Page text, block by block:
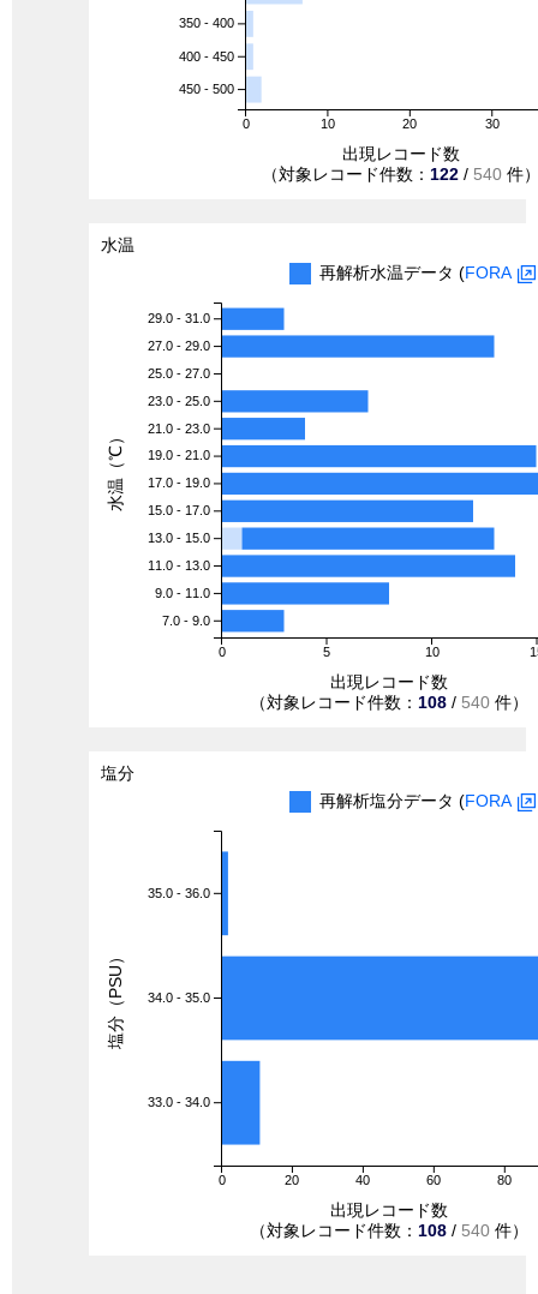
0 10 20 30
350 - 400
400 - 450
450 - 500
出現レコード数
（対象レコード件数： 122 / 540 件
水温
再解析水温データ (FORA
0 5 10
29.0 - 31.0
27.0 - 29.0
25.0 - 27.0
23.0 - 25.0
21.0 - 23.0
19.0 - 21.0
17.0 - 19.0
15.0 - 17.0
13.0 - 15.0
11.0 - 13.0
9.0 - 11.0
7.0 - 9.0
出現レコード数
（対象レコード件数： 108 / 540 件）
水温（℃）
塩分
再解析塩分データ (FORA
0 20 40 60 80
35.0 - 36.0
34.0 - 35.0
33.0 - 34.0
出現レコード数
（対象レコード件数： 108 / 540 件）
塩分（PSU）